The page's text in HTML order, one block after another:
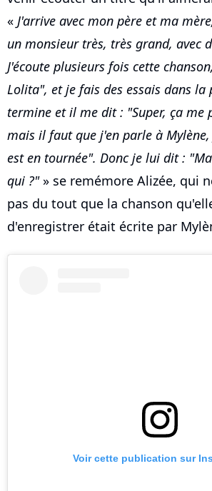
« J'arrive avec mon père et ma
un monsieur très, très grand, avec
J'écoute plusieurs fois cette
Lolita", et je fais des essais dans la
termine et il me dit : "Super, ça me
mais il faut que j'en parle à
est en tournée". Donc je lui dit :
qui ?"» se remémore Alizée, qui
pas du tout que la chanson
d'enregistrer était écrite par
Voir cette publication sur